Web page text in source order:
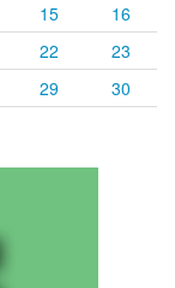
15
16
22
23
29
30